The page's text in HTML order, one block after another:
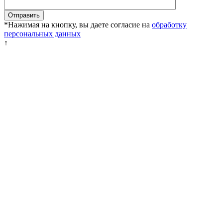
*Нажимая на кнопку, вы даете согласие на обработку
персональных данных
↑